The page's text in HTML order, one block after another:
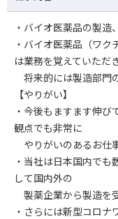
・バイオ医薬品の製造
・バイオ医薬品（ワ
は業務を覚えていただき
将来的には製造部門
【やりがい】
・今後もますます伸
観点でも非常に
やりがいのあるお仕
・当社は日本国内でも
して国内外の
製薬企業から製造を
・さらには新型コロ